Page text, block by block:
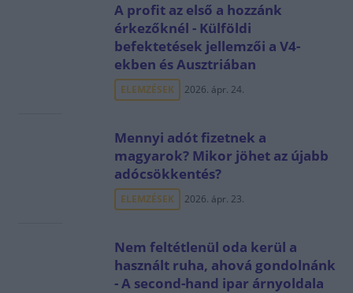
A profit az első a hozzánk
érkezőknél - Külföldi
befektetések jellemzői a V4-
ekben és Ausztriában
ELEMZÉSEK 2026. ápr. 24.
Mennyi adót fizetnek a
magyarok? Mikor jöhet az újabb
adócsökkentés?
ELEMZÉSEK 2026. ápr. 23.
Nem feltétlenül oda kerül a
használt ruha, ahová gondolnánk
- A second-hand ipar árnyoldala